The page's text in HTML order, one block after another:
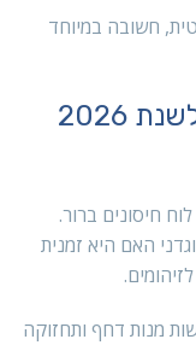
חשובה במיוחד
לוח חיסונים מעודכן לכלבים לשנת 2026
חיסונים ברור.
האם היא זמנית
מנות דחף ותחזוקה